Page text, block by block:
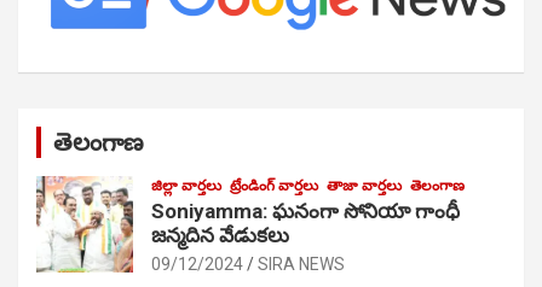
తెలంగాణ
జిల్లా వార్తలు ట్రేండింగ్ వార్తలు తాజా వార్తలు తెలంగాణ
Soniyamma: ఘ‌నంగా సోనియా గాంధీ
జ‌న్మ‌దిన వేడుక‌లు
09/12/2024 SIRA NEWS